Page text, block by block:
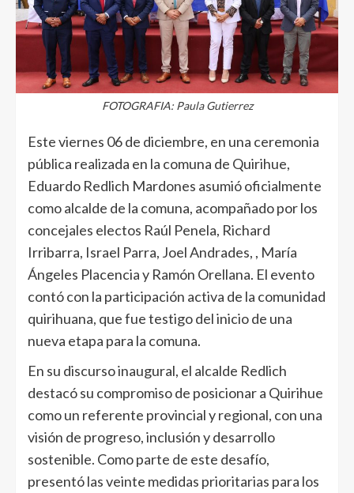
FOTOGRAFIA: Paula Gutierrez
Este viernes 06 de diciembre, en una ceremonia
pública realizada en la comuna de Quirihue,
Eduardo Redlich Mardones asumió oficialmente
como alcalde de la comuna, acompañado por los
concejales electos Raúl Penela, Richard
Irribarra, Israel Parra, Joel Andrades, , María
Ángeles Placencia y Ramón Orellana. El evento
contó con la participación activa de la comunidad
quirihuana, que fue testigo del inicio de una
nueva etapa para la comuna.
En su discurso inaugural, el alcalde Redlich
destacó su compromiso de posicionar a Quirihue
como un referente provincial y regional, con una
visión de progreso, inclusión y desarrollo
sostenible. Como parte de este desafío,
presentó las veinte medidas prioritarias para los